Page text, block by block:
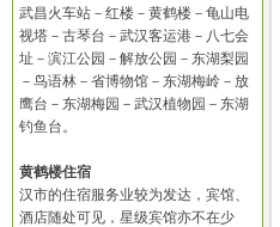
武昌火车站－红楼－黄鹤楼－龟山电
视塔－古琴台－武汉客运港－八七会
址－滨江公园－解放公园－东湖梨园
－鸟语林－省博物馆－东湖梅岭－放
鹰台－东湖梅园－武汉植物园－东湖
钓鱼台。
黄鹤楼住宿
汉市的住宿服务业较为发达，宾馆、
酒店随处可见，星级宾馆亦不在少